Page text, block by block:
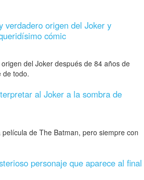
verdadero origen del Joker y
cómic
del Joker después de 84 años de
de todo.
al Joker a la sombra de
de The Batman, pero siempre con
personaje que aparece al final